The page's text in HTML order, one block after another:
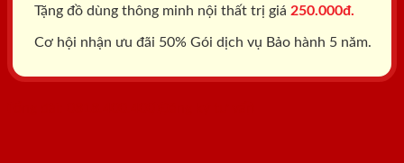
Tặng đồ dùng thông minh nội thất trị giá 250.000đ.
Cơ hội nhận ưu đãi 50% Gói dịch vụ Bảo hành 5 năm.